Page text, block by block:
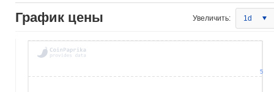
График цены Увеличить: 1d
5